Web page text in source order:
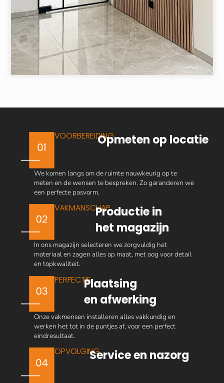
VOORBEREIDINGOpmeten op locatie
We komen langs om de ruimte nauwkeurig op te
meten en de wensen te bespreken. Zo garanderen we
een perfecte pasvorm.
VAKMANSCHAPProductie in
het magazijn
In ons magazijn selecteren we zorgvuldig het
materiaal en zagen alles op maat, met oog voor detail
en topkwaliteit.
PERFECTIEPlaatsing
en afwerking
Onze vakmensen installeren alles vakkundig en
werken het tot in de puntjes af, voor een perfect
eindresultaat.
OPVOLGINGService en nazorg